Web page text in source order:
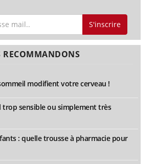
S'inscrire
RECOMMANDONS
modifient votre cerveau !
trop sensible ou simplement très
: quelle trousse à pharmacie pour